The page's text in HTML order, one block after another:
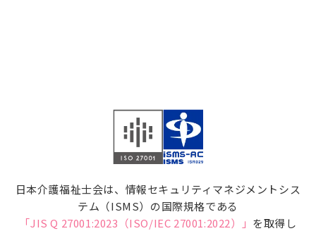
日本介護福祉士会は、情報セキュリティマネジメントシス
テム（ISMS）の国際規格である
「JIS Q 27001:2023（ISO/IEC 27001:2022）」 を取得し